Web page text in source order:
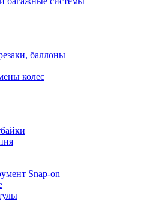
баллоны
колес
Snap-on